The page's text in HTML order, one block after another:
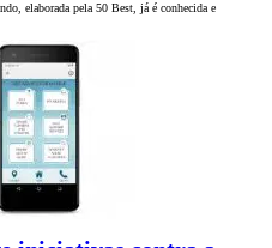
elaborada pela 50 Best, já é conhecida e